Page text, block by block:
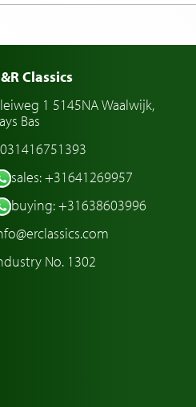
Classics
1 5145NA Waalwijk,
Bas
sales: +31641269957
buying: +31638603996
No. 1302